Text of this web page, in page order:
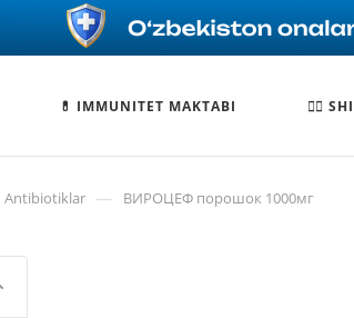
💊 IMMUNITET MAKTABI 🧑‍⚕️
Antibiotiklar — ВИРОЦЕФ порошок 1000мг